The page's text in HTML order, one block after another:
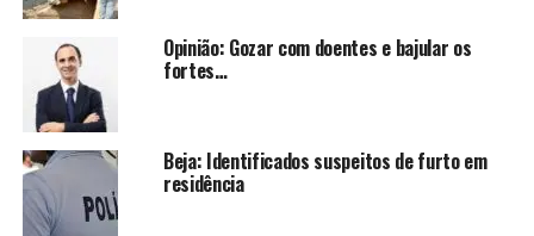
Opinião: Gozar com doentes e bajular os
fortes…
Beja: Identificados suspeitos de furto em
residência